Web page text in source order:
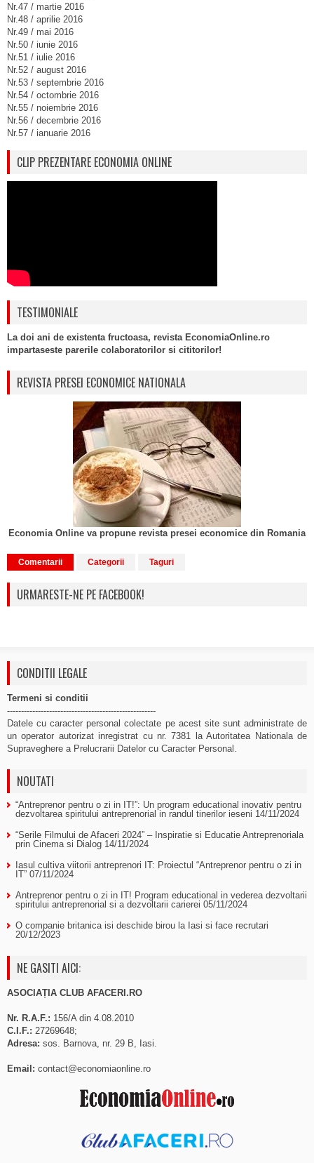
Nr.47 / martie 2016
Nr.48 / aprilie 2016
Nr.49 / mai 2016
Nr.50 / iunie 2016
Nr.51 / iulie 2016
Nr.52 / august 2016
Nr.53 / septembrie 2016
Nr.54 / octombrie 2016
Nr.55 / noiembrie 2016
Nr.56 / decembrie 2016
Nr.57 / ianuarie 2016
CLIP PREZENTARE ECONOMIA ONLINE
TESTIMONIALE
La doi ani de existenta fructoasa, revista EconomiaOnline.ro
impartaseste parerile colaboratorilor si cititorilor!
REVISTA PRESEI ECONOMICE NATIONALA
Economia Online va propune revista presei economice din Romania
Comentarii Categorii Taguri
URMARESTE-NE PE FACEBOOK!
CONDITII LEGALE
Termeni si conditii
-----------------------------------------------------
Datele cu caracter personal colectate pe acest site sunt administrate de
un operator autorizat inregistrat cu nr. 7381 la Autoritatea Nationala de
Supraveghere a Prelucrarii Datelor cu Caracter Personal.
NOUTATI
“Antreprenor pentru o zi in IT!”: Un program educational inovativ pentru
dezvoltarea spiritului antreprenorial in randul tinerilor ieseni 14/11/2024
“Serile Filmului de Afaceri 2024” – Inspiratie si Educatie Antreprenoriala
prin Cinema si Dialog 14/11/2024
Iasul cultiva viitorii antreprenori IT: Proiectul “Antreprenor pentru o zi in
IT” 07/11/2024
Antreprenor pentru o zi in IT! Program educational in vederea dezvoltarii
spiritului antreprenorial si a dezvoltarii carierei 05/11/2024
O companie britanica isi deschide birou la Iasi si face recrutari
20/12/2023
NE GASITI AICI:
ASOCIAȚIA CLUB AFACERI.RO
Nr. R.A.F.: 156/A din 4.08.2010
C.I.F.: 27269648;
Adresa: sos. Barnova, nr. 29 B, Iasi.
Email: contact@economiaonline.ro